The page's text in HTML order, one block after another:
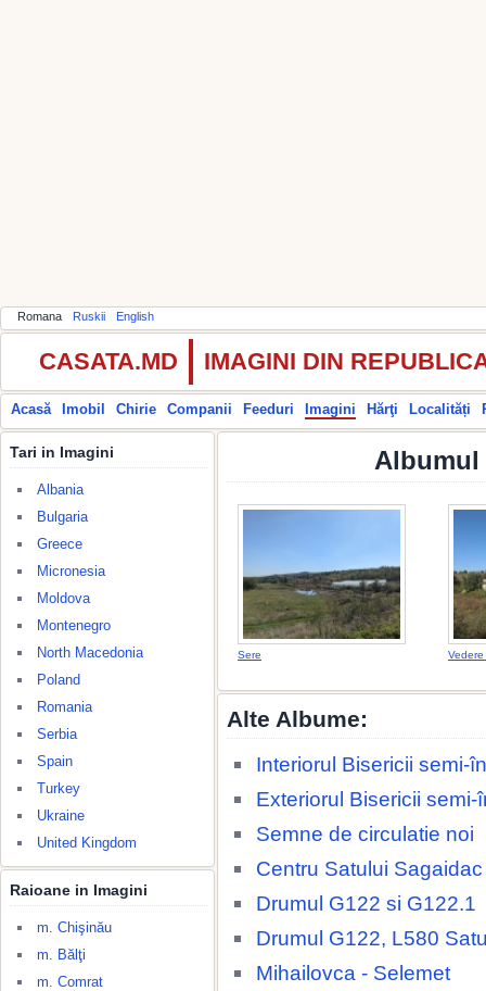
Romana Ruskii English
CASATA.MD IMAGINI DIN
Acasă Imobil Chirie Companii Feeduri Imagini Hărţi Localități
Tari in Imagini
Albania
Bulgaria
Greece
Micronesia
Moldova
Montenegro
North Macedonia
Poland
Romania
Serbia
Spain
Turkey
Ukraine
United Kingdom
Raioane in Imagini
m. Chişinău
m. Bălţi
m. Comrat
Albumul
Sere
Alte Albume:
Interiorul Bisericii semi-
Exteriorul Bisericii
Semne de circulatie noi
Centru Satului Sagaidac
Drumul G122 si G122.1
Drumul G122, L580
Mihailovca - Selemet